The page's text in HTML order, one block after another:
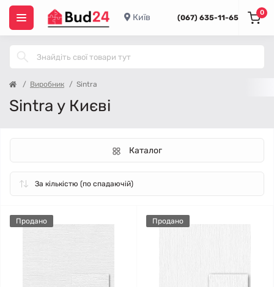
Київ (067) 635-11-65
0
Виробник Sintra
Sintra у Києві
Каталог
Продано Продано